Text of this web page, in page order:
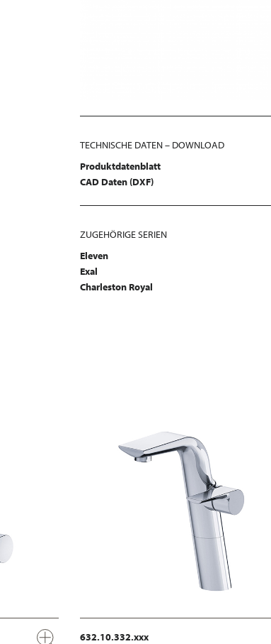
TECHNISCHE DATEN – DOWNLOAD
Produktdatenblatt
CAD Daten (DXF)
ZUGEHÖRIGE SERIEN
Eleven
Exal
Charleston Royal
632.10.332.xxx